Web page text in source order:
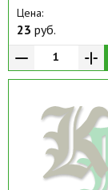
Цена:
23 руб.